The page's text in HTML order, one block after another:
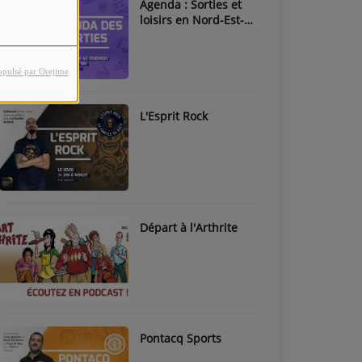
par Orejime
Agenda : Sorties et
loisirs en Nord-Est-
L'Esprit Rock
Départ à l'Arthrite
Pontacq Sports